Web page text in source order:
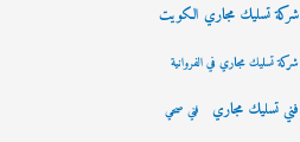
شركة تسليك مجاري الكويت
شركة تسليك مجاري في الفروانية
فني تسليك مجاري فني صحي